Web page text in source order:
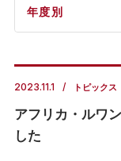
2023.11.1 トピックス
アフリカ・ルワ
した
年度別